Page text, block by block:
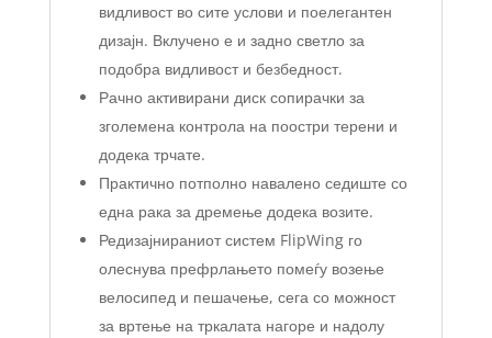
видливост во сите услови и поелегантен
дизајн. Вклучено е и задно светло за
подобра видливост и безбедност.
Рачно активирани диск сопирачки за
зголемена контрола на поостри терени и
додека трчате.
Практично потполно навалено седиште со
една рака за дремење додека возите.
Редизајнираниот систем FlipWing го
олеснува префрлањето помеѓу возење
велосипед и пешачење, сега со можност
за вртење на тркалата нагоре и надолу